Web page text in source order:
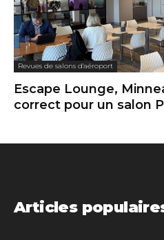
Revues de salons d'aéroport
Escape Lounge,
correct pour un salon
Articles